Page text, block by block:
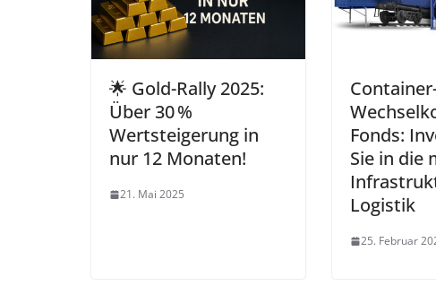
🌟 Gold-Rally 2025:
Über 30 %
Wertsteigerung in
nur 12 Monaten!
21. Mai 2025
Fonds:
Sie in die
Logistik
25. Februar